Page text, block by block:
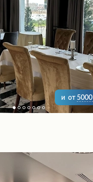
и от 5000